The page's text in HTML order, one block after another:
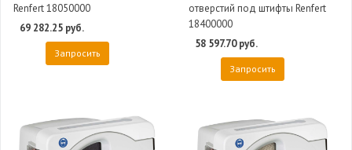
Renfert 18050000
69 282.25 руб.
Запросить
отверстий под штифты Renfert
18400000
58 597.70 руб.
Запросить